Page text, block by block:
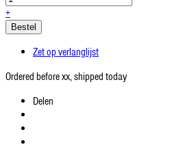
+
Bestel
Zet op verlanglijst
Ordered before xx, shipped today
Delen